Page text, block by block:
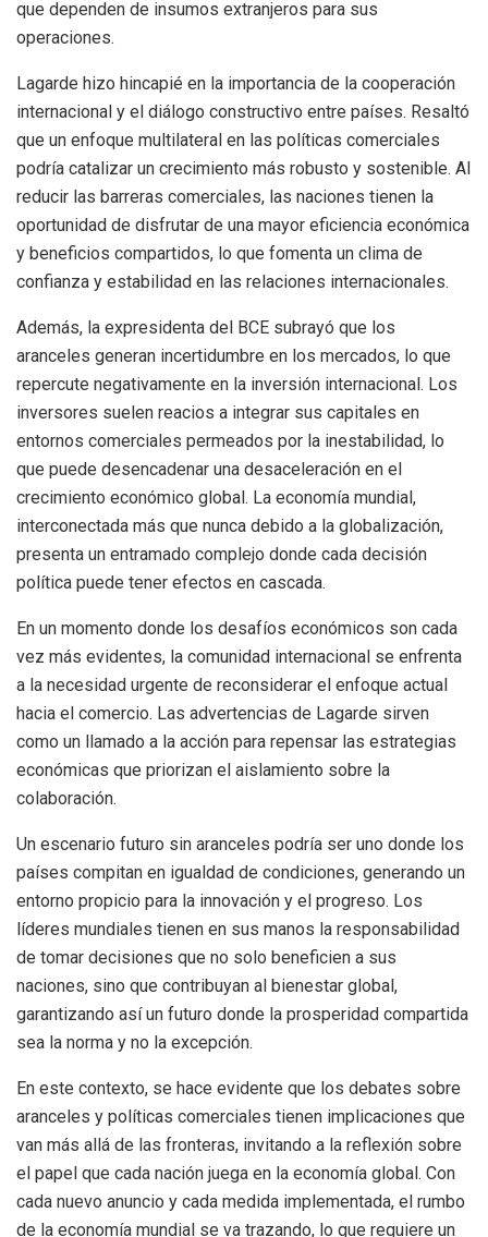
que dependen de insumos extranjeros para sus
operaciones.
Lagarde hizo hincapié en la importancia de la cooperación
internacional y el diálogo constructivo entre países. Resaltó
que un enfoque multilateral en las políticas comerciales
podría catalizar un crecimiento más robusto y sostenible. Al
reducir las barreras comerciales, las naciones tienen la
oportunidad de disfrutar de una mayor eficiencia económica
y beneficios compartidos, lo que fomenta un clima de
confianza y estabilidad en las relaciones internacionales.
Además, la expresidenta del BCE subrayó que los
aranceles generan incertidumbre en los mercados, lo que
repercute negativamente en la inversión internacional. Los
inversores suelen reacios a integrar sus capitales en
entornos comerciales permeados por la inestabilidad, lo
que puede desencadenar una desaceleración en el
crecimiento económico global. La economía mundial,
interconectada más que nunca debido a la globalización,
presenta un entramado complejo donde cada decisión
política puede tener efectos en cascada.
En un momento donde los desafíos económicos son cada
vez más evidentes, la comunidad internacional se enfrenta
a la necesidad urgente de reconsiderar el enfoque actual
hacia el comercio. Las advertencias de Lagarde sirven
como un llamado a la acción para repensar las estrategias
económicas que priorizan el aislamiento sobre la
colaboración.
Un escenario futuro sin aranceles podría ser uno donde los
países compitan en igualdad de condiciones, generando un
entorno propicio para la innovación y el progreso. Los
líderes mundiales tienen en sus manos la responsabilidad
de tomar decisiones que no solo beneficien a sus
naciones, sino que contribuyan al bienestar global,
garantizando así un futuro donde la prosperidad compartida
sea la norma y no la excepción.
En este contexto, se hace evidente que los debates sobre
aranceles y políticas comerciales tienen implicaciones que
van más allá de las fronteras, invitando a la reflexión sobre
el papel que cada nación juega en la economía global. Con
cada nuevo anuncio y cada medida implementada, el rumbo
de la economía mundial se va trazando, lo que requiere un